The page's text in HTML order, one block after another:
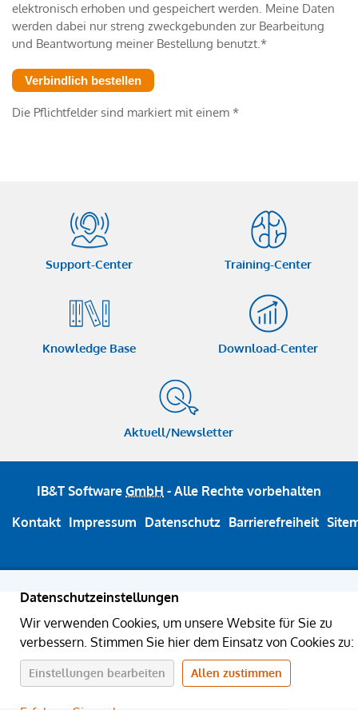
Datenschutzeinstellungen
Wir verwenden Cookies, um unsere Website für Sie zu
verbessern. Stimmen Sie hier dem Einsatz von Cookies zu:
Einstellungen bearbeiten Allen zustimmen
elektronisch erhoben und gespeichert werden. Meine Daten
werden dabei nur streng zweckgebunden zur Bearbeitung
und Beantwortung meiner Bestellung benutzt.*
Die Pflichtfelder sind markiert mit einem *
Support-Center Training-Center
Knowledge Base Download-Center
Aktuell/Newsletter
IB&T Software GmbH - Alle Rechte vorbehalten
Kontakt Impressum Datenschutz Barrierefreiheit